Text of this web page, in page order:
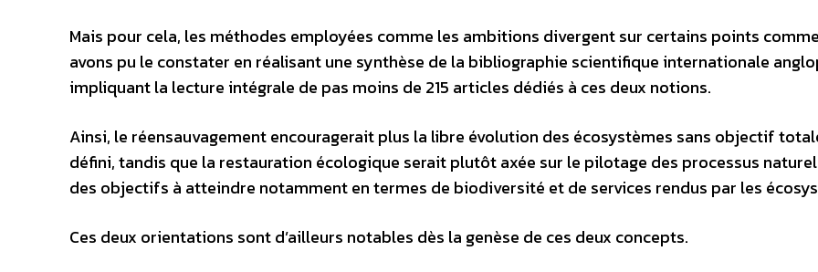
Mais pour cela, les méthodes employées comme les ambitions divergent sur certains points
avons pu le constater en réalisant une synthèse de la bibliographie scientifique internationale
impliquant la lecture intégrale de pas moins de 215 articles dédiés à ces deux notions.
Ainsi, le réensauvagement encouragerait plus la libre évolution des écosystèmes sans objectif
défini, tandis que la restauration écologique serait plutôt axée sur le pilotage des processus
des objectifs à atteindre notamment en termes de biodiversité et de services rendus par les
Ces deux orientations sont d’ailleurs notables dès la genèse de ces deux concepts.